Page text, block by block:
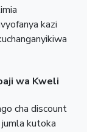
kazi
wa Kweli
cha discount
kutoka